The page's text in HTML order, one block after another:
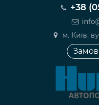
+38
м. Київ,